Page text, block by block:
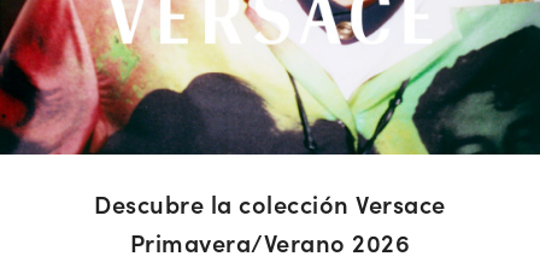
Descubre la colección Versace
Primavera/Verano 2026